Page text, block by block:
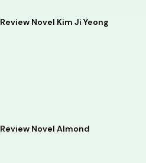
Review Novel Kim Ji Yeong
Review Novel Almond